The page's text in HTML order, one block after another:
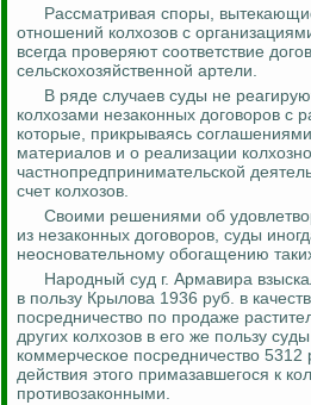
Рассматривая споры,
отношений колхозов с
всегда проверяют соответствие
сельскохозяйственной артели.
В ряде случаев суды не
колхозами незаконных договоров с
которые, прикрываясь
материалов и о реализации
частнопредпринимательской
счет колхозов.
Своими решениями об
из незаконных договоров, суды
неосновательному обогащению
Народный суд г. Армавира
в пользу Крылова 1936 руб. в
посредничество по продаже
других колхозов в его же пользу
коммерческое посредничество 5312
действия этого примазавшегося к
противозаконными.